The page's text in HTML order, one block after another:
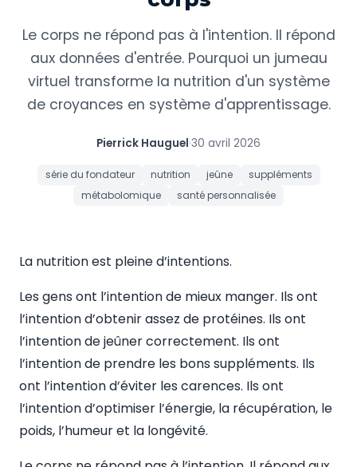
Le corps ne répond pas à l'intention. Il répond
aux données d'entrée. Pourquoi un jumeau
virtuel transforme la nutrition d'un système
de croyances en système d'apprentissage.
Pierrick Hauguel·30 avril 2026
série du fondateur nutrition jeûne
suppléments
métabolomique
santé personnalisée
La nutrition est pleine d’intentions.
Les gens ont l’intention de mieux manger. Ils ont
l’intention d’obtenir assez de protéines. Ils ont
l’intention de jeûner correctement. Ils ont
l’intention de prendre les bons suppléments. Ils
ont l’intention d’éviter les carences. Ils ont
l’intention d’optimiser l’énergie, la récupération, le
poids, l’humeur et la longévité.